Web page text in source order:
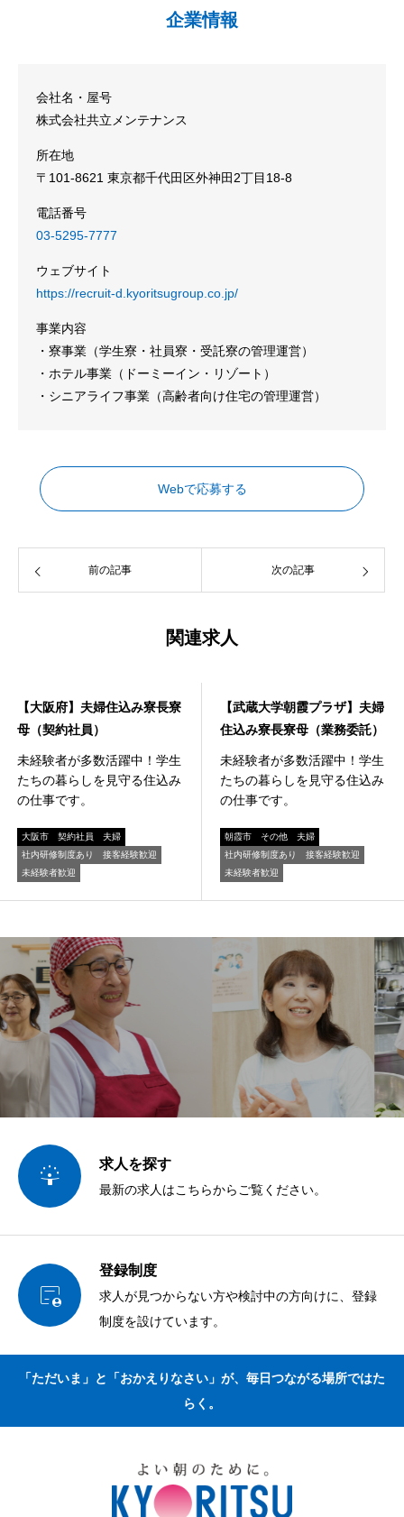
企業情報
会社名・屋号
株式会社共立メンテナンス
所在地
〒101-8621 東京都千代田区外神田2丁目18-8
電話番号
03-5295-7777
ウェブサイト
https://recruit-d.kyoritsugroup.co.jp/
事業内容
・寮事業（学生寮・社員寮・受託寮の管理運営）
・ホテル事業（ドーミーイン・リゾート）
・シニアライフ事業（高齢者向け住宅の管理運営）
Webで応募する
前の記事 次の記事
関連求人
【大阪府】夫婦住込み寮長寮
母（契約社員）
未経験者が多数活躍中！学生
たちの暮らしを見守る住込み
の仕事です。
大阪市 契約社員
夫婦
社内研修制度あり
接客経験歓迎
未経験者歓迎
【武蔵大学朝霞プラザ】夫婦
住込み寮長寮母（業務委託）
未経験者が多数活躍中！学生
たちの暮らしを見守る住込み
の仕事です。
朝霞市 その他
夫婦
社内研修制度あり
接客経験歓迎
未経験者歓迎
 求人を探す
最新の求人はこちらからご覧ください。

登録制度
求人が見つからない方や検討中の方向けに、登録
制度を設けています。
「ただいま」と「おかえりなさい」が、毎日つながる場所ではた
らく。